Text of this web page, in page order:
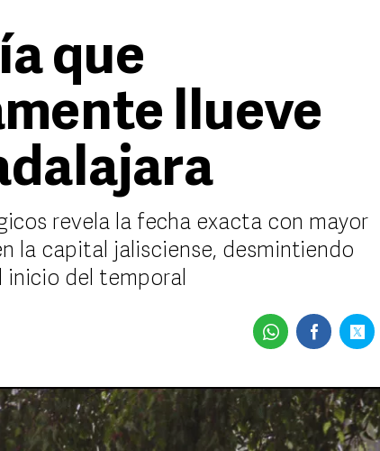
que
llueve
revela la fecha exacta con mayor
la capital jalisciense, desmintiendo
inicio del temporal